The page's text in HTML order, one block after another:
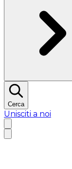
Cerca
Unisciti a noi